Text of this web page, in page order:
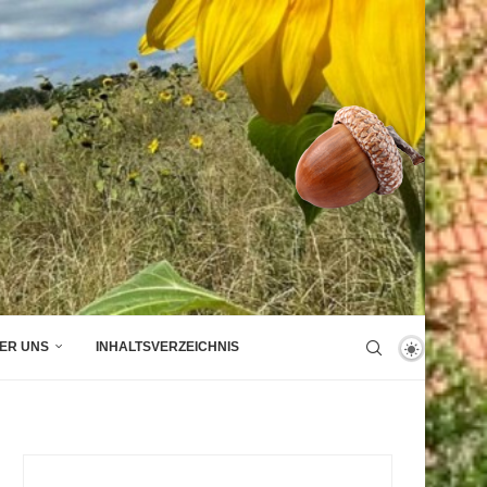
UNS INHALTSVERZEICHNIS